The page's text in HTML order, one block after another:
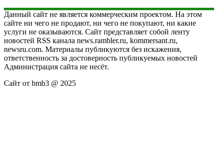
Данный сайт не является коммерческим проектом. На этом
сайте ни чего не продают, ни чего не покупают, ни какие
услуги не оказываются. Сайт представляет собой ленту
новостей RSS канала news.rambler.ru, kommersant.ru,
newsru.com. Материалы публикуются без искажения,
ответственность за достоверность публикуемых новостей
Администрация сайта не несёт.
Сайт от bmb3 @ 2025